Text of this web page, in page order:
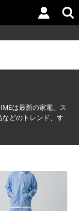
は最新の家電、ス
どのトレンド、す